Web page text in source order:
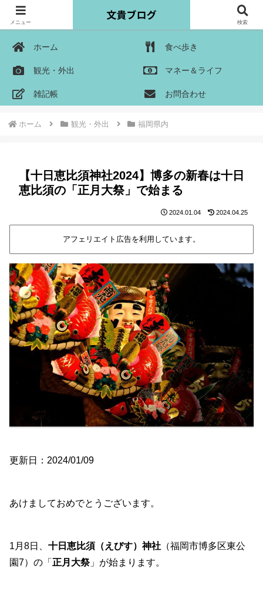
ホーム 食べ歩き
観光・外出 マネー＆ライフ
雑記帳 お問合わせ
ホーム 観光・外出 福岡県内
【十日恵比須神社2024】博多の新春は十日
恵比須の「正月大祭」で始まる
2024.01.04 2024.04.25
アフェリエイト広告を利用しています。
更新日：2024/01/09
あけましておめでとうございます。
1月8日、 十日恵比須（えびす）神社 （福岡市博多区東公
園7）の「 正月大祭」が始まります。
メニュー 検索